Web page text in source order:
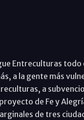
Entreculturas todo
a la gente más
a
de Fe y
de tres